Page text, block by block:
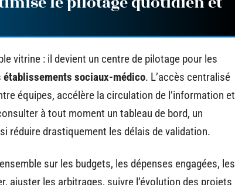
vitrine : il devient un centre de pilotage pour les
établissements sociaux-médico. L’accès centralisé
équipes, accélère la circulation de l’information et
à tout moment un tableau de bord, un
réduire drastiquement les délais de validation.
sur les budgets, les dépenses engagées, les
ajuster les arbitrages, suivre l’évolution des projets